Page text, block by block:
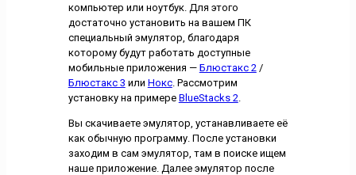
компьютер или ноутбук. Для этого
достаточно установить на вашем ПК
специальный эмулятор, благодаря
которому будут работать доступные
мобильные приложения — Блюстакс 2 /
Блюстакс 3 или Нокс. Рассмотрим
установку на примере BlueStacks 2
Вы скачиваете эмулятор, устанавливаете её
как обычную программу. После установки
заходим в сам эмулятор, там в поиске ищем
наше приложение. Далее эмулятор после